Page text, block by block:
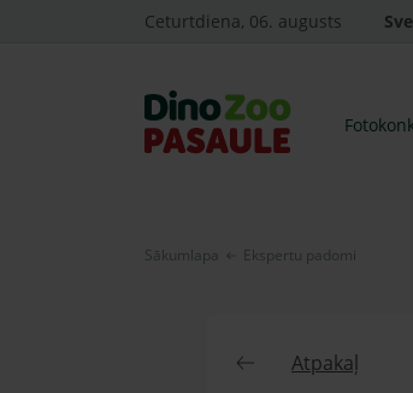
Ceturtdiena, 06. augusts
Sākumlapa Ekspertu padomi
Atpakaļ